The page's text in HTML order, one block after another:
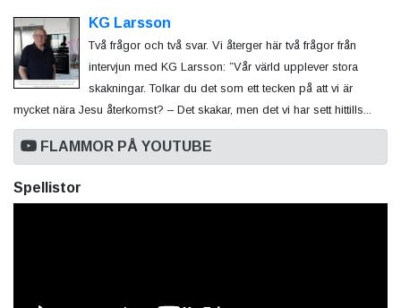
KG Larsson
Två frågor och två svar. Vi återger här två frågor från
intervjun med KG Larsson: ”Vår värld upplever stora
skakningar. Tolkar du det som ett tecken på att vi är
mycket nära Jesu återkomst? – Det skakar, men det vi har sett hittills...
FLAMMOR PÅ YOUTUBE
Spellistor